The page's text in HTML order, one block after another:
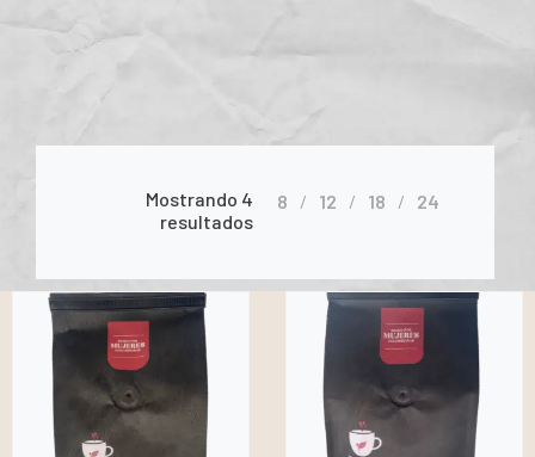
Mostrando 4
resultados
8 12 18 24